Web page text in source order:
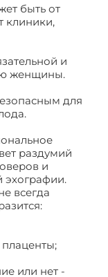
быть от
клиники,
и
женщины.
для
раздумий
и
эхографии.
всегда
или нет -